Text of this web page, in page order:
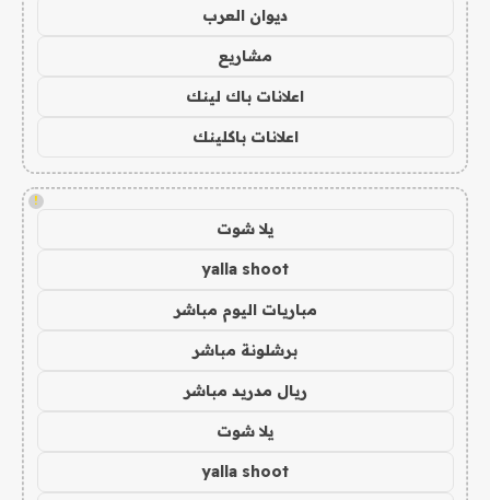
ديوان العرب
مشاريع
اعلانات باك لينك
اعلانات باكلينك
!
يلا شوت
yalla shoot
مباريات اليوم مباشر
برشلونة مباشر
ريال مدريد مباشر
يلا شوت
yalla shoot